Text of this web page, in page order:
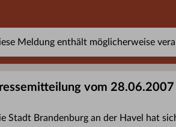
Meldung enthält möglicherweise
vom 28.06.2007
Stadt Brandenburg an der Havel hat